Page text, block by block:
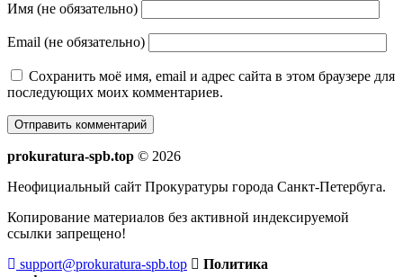
Имя (не обязательно)
Email (не обязательно)
Сохранить моё имя, email и адрес сайта в этом браузере для
последующих моих комментариев.
prokuratura-spb.top © 2026
Неофициальный сайт Прокуратуры города Санкт-Петербуга.
Копирование материалов без активной индексируемой
ссылки запрещено!
support@prokuratura-spb.top
Политика